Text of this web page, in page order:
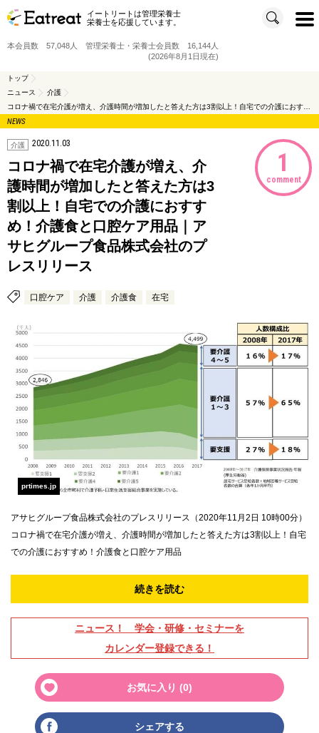
イートリートは管理栄養士
栄養士を応援しています。
t
o
t
i
本会員数 57,048人 管理栄養士・栄養士会員数 16,144人
(2026年8月1日現在)
トップ
ニュース
介護
NEWS
介護 2020.11.03
コロナ禍で在宅介護が増え、介
護時間が増加したと答えた方は3
割以上！自宅での介護におすす
め！介護食と口腔ケア用品｜ア
サヒグループ食品株式会社のプ
レスリリース
口腔ケア 介護 介護食 在宅
1
comment
prtimes.jp
アサヒグループ食品株式会社のプレスリリース（2020年11月2日 10時00分）
コロナ禍で在宅介護が増え、介護時間が増加したと答えた方は3割以上！自宅
での介護におすすめ！介護食と口腔ケア用品
続きを読む
ニュース！ 学会・研修・セミナーを
カレンダー登録できる！
お気に入り (0)
シェアする